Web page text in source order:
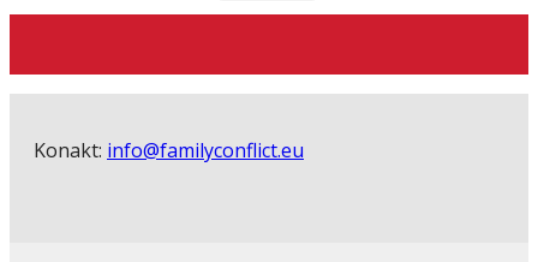
Konakt: info@familyconflict.eu